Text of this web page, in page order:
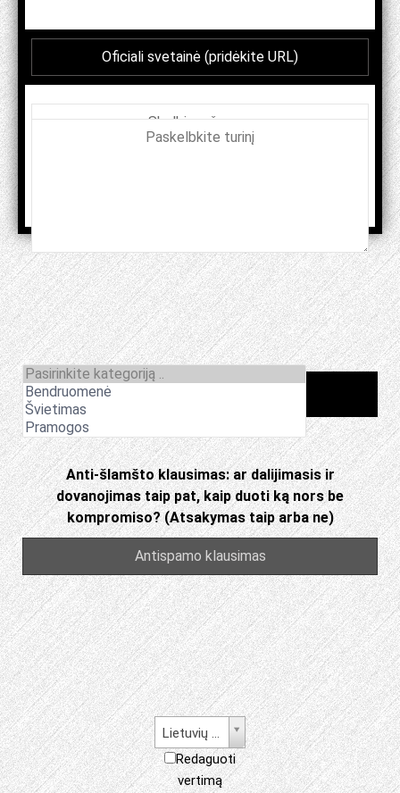
Anti-šlamšto klausimas: ar dalijimasis ir
dovanojimas taip pat, kaip duoti ką nors be
kompromiso? (Atsakymas taip arba ne)
Lietuvių kalba
Redaguoti
vertimą